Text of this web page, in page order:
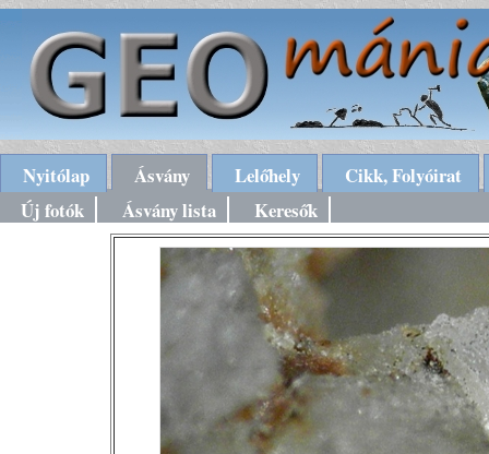
Nyitólap Ásvány Lelőhely
Cikk, Folyóirat
Új fotók
Ásvány lista Keresők